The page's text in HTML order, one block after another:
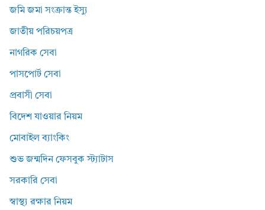
জমি জমা সংক্রান্ত ইস্যু
জাতীয় পরিচয়পত্র
নাগরিক সেবা
পাসপোর্ট সেবা
প্রবাসী সেবা
বিদেশ যাওয়ার নিয়ম
মোবাইল ব্যাংকিং
শুভ জন্মদিন ফেসবুক স্ট্যাটাস
সরকারি সেবা
স্বাস্থ্য রক্ষার নিয়ম